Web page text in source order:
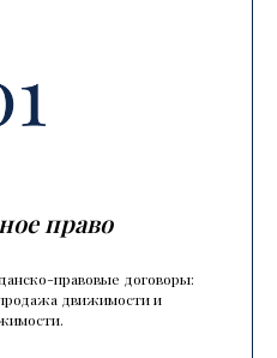
право
правовые договоры:
движимости и